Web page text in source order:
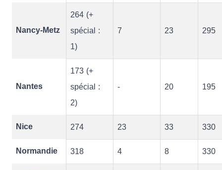
Nancy-Metz
264 (+
spécial :
1)
7 23 295
Nantes
173 (+
spécial :
2)
- 20 195
Nice 274 23 33 330
Normandie 318 4 8 330